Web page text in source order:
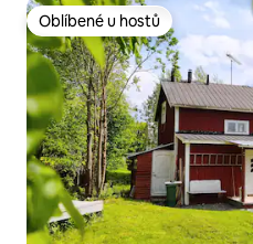
Oblíbené u hostů
Oblíbené u hostů